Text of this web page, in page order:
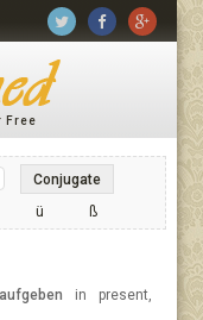
Free
Conjugate
ü ß
aufgeben in present,